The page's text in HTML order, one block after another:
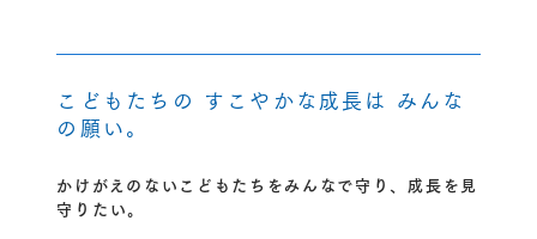
こどもたちの すこやかな成長は みんな
の願い。
かけがえのないこどもたちをみんなで守り、成長を見
守りたい。